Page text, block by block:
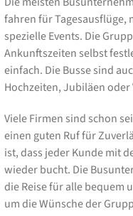
fahren für Tagesausflüge,
spezielle Events. Die
Ankunftszeiten selbst
einfach. Die Busse sind
Hochzeiten, Jubiläen
Viele Firmen sind schon
einen guten Ruf für
ist, dass jeder Kunde mit
wieder bucht. Die
die Reise für alle bequem
um die Wünsche der